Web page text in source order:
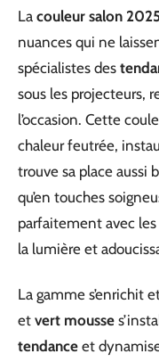
La couleur salon
nuances qui ne
spécialistes des
sous les projecteurs,
l’occasion. Cette
chaleur feutrée,
trouve sa place aussi
qu’en touches
parfaitement avec les
la lumière et
La gamme s’enrichit
et vert mousse
tendance et